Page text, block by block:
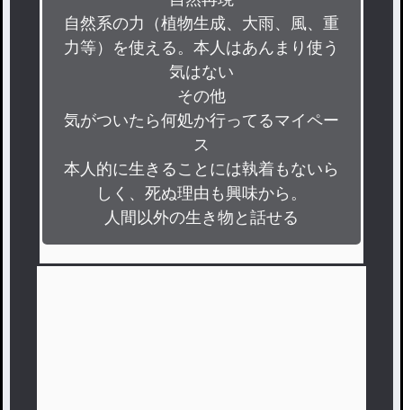
自然系の力（植物生成、大雨、風、重
力等）を使える。本人はあんまり使う
気はない
その他
気がついたら何処か行ってるマイペー
ス
本人的に生きることには執着もないら
しく、死ぬ理由も興味から。
人間以外の生き物と話せる